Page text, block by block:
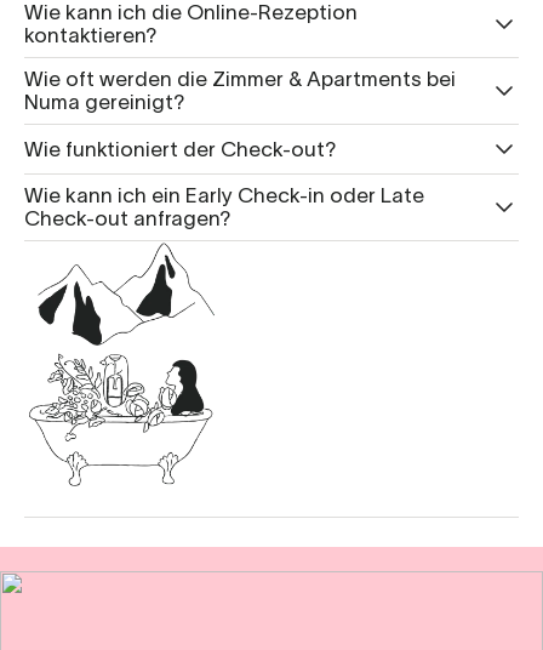
Wie kann ich die Online-Rezeption
kontaktieren?
Wie oft werden die Zimmer & Apartments bei
Numa gereinigt?
Wie funktioniert der Check-out?
Wie kann ich ein Early Check-in oder Late
Check-out anfragen?